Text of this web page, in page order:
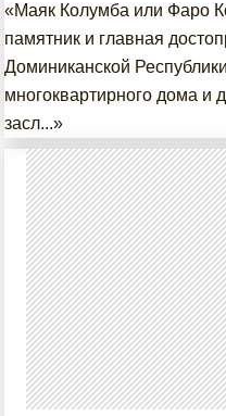
«Маяк Колумба или Фаро
памятник и главная
Доминиканской
многоквартирного дома и
засл...»